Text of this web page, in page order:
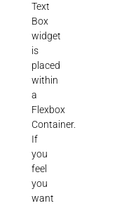
Text
Box
widget
is
placed
within
a
Flexbox
Container.
If
you
feel
you
want